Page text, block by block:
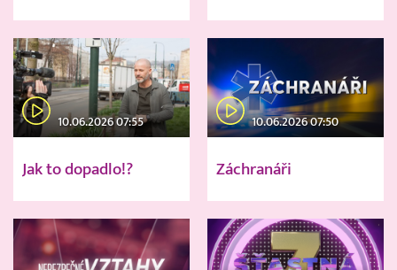
10.06.2026 07:55
Jak to dopadlo!?
10.06.2026 07:50
Záchranáři